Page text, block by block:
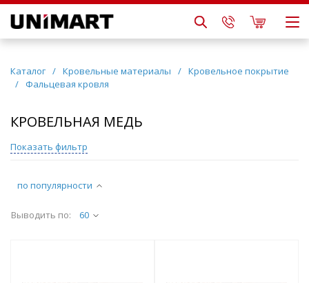
Каталог / Кровельные материалы / Кровельное покрытие
/
Фальцевая кровля
КРОВЕЛЬНАЯ МЕДЬ
по популярности
Выводить по: 60
Показать фильтр